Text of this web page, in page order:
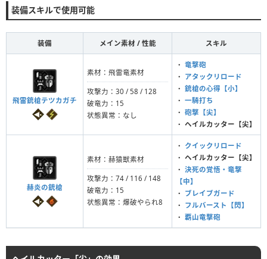
装備スキルで使用可能
装備 メイン素材 / 性能 スキル
飛雷銃槍テツカガチ
素材：飛雷竜素材
攻撃力：30 / 58 / 128
破竜力：15
状態異常：なし
・ 竜撃砲
・ アタックリロード
・ 銃槍の心得【小】
・ 一騎打ち
・ 砲撃【尖】
・ ヘイルカッター【尖】
赫炎の銃槍
素材：赫猿獣素材
攻撃力：74 / 116 / 148
破竜力：15
状態異常：爆破やられ8
・ クイックリロード
・ ヘイルカッター【尖】
・ 決死の覚悟・竜撃
【中】
・ ブレイブガード
・ フルバースト【閃】
・ 覇山竜撃砲